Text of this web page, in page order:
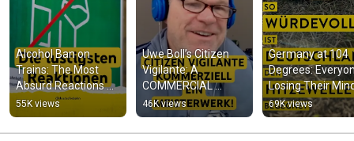
Alcohol Ban on
Trains: The Most
Absurd Reactions 🍺
🚫
55K views
Uwe Boll’s Citizen
Vigilante: A
COMMERCIAL
Masterpiece
#UweBoll
#CitizenVigilante
46K views
Germany at 104
Degrees:
Losing Their
WALULIS
69K views